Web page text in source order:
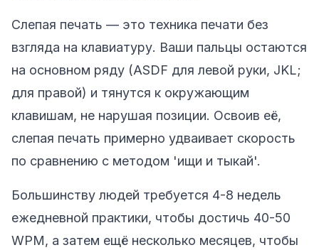
Слепая печать — это техника печати без
взгляда на клавиатуру. Ваши пальцы остаются
на основном ряду (ASDF для левой руки, JKL;
для правой) и тянутся к окружающим
клавишам, не нарушая позиции. Освоив её,
слепая печать примерно удваивает скорость
по сравнению с методом 'ищи и тыкай'.
Большинству людей требуется 4-8 недель
ежедневной практики, чтобы достичь 40-50
WPM, а затем ещё несколько месяцев, чтобы